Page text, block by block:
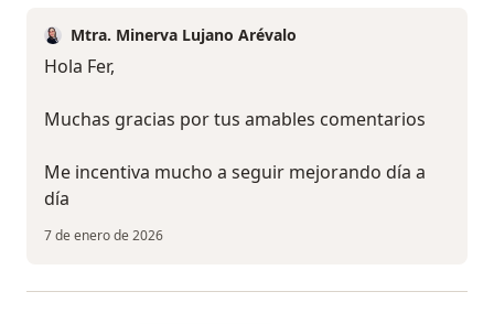
Mtra. Minerva Lujano Arévalo
Hola Fer,
Muchas gracias por tus amables comentarios
Me incentiva mucho a seguir mejorando día a
día
7 de enero de 2026